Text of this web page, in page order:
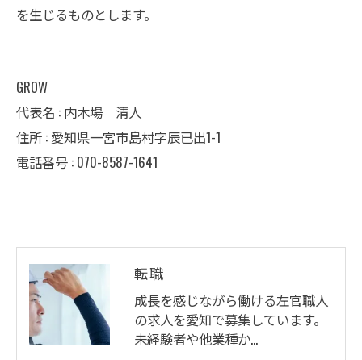
を生じるものとします。
GROW
代表名 : 内木場 清人
住所 : 愛知県一宮市島村字辰已出1-1
電話番号 : 070-8587-1641
転職
成長を感じながら働ける左官職人
の求人を愛知で募集しています。
未経験者や他業種か…